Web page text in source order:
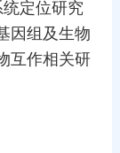
定位研究
因组及生物
互作相关研